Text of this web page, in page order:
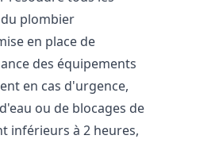
du plombier
en place de
des équipements
en cas d'urgence,
ou de blocages de
inférieurs à 2 heures,